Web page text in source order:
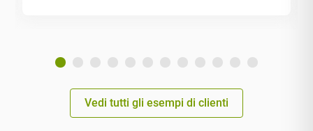
Vedi tutti gli esempi di clienti